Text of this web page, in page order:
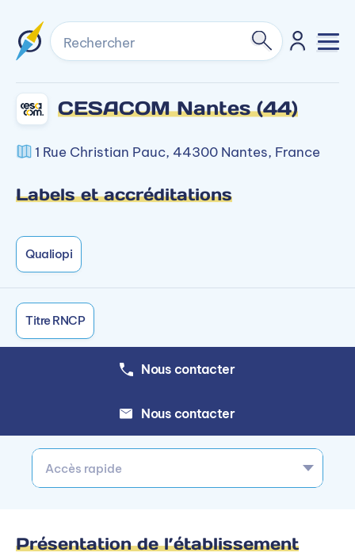
Rechercher
CESACOM Nantes (44)
1 Rue Christian Pauc, 44300 Nantes, France
Labels et accréditations
Qualiopi
Titre RNCP
Nous contacter
Nous contacter
Accès rapide
Présentation de l’établissement